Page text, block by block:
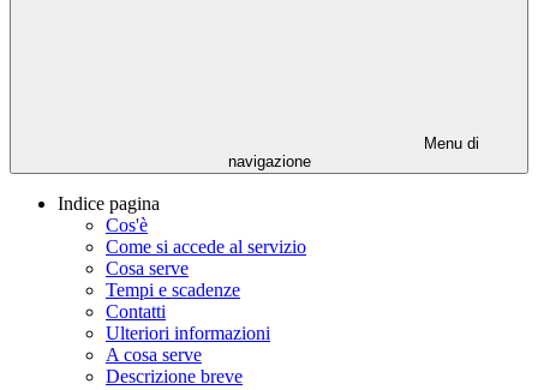
Menu di
navigazione
Indice pagina
Cos'è
Come si accede al servizio
Cosa serve
Tempi e scadenze
Contatti
Ulteriori informazioni
A cosa serve
Descrizione breve